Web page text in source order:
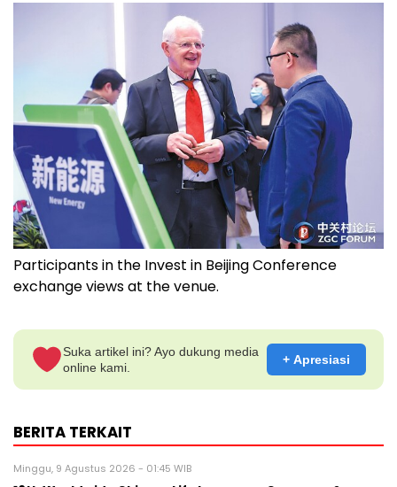
Participants in the Invest in Beijing Conference
exchange views at the venue.
Suka artikel ini? Ayo dukung media
online kami.
+ Apresiasi
BERITA TERKAIT
Minggu, 9 Agustus 2026 - 01:45 WIB